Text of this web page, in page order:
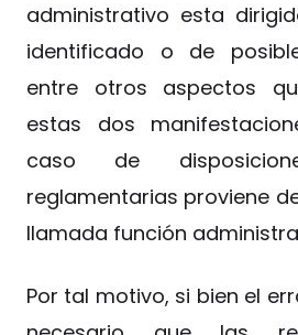
administrativo esta
identificado o de
entre otros aspectos
estas dos
caso de
reglamentarias proviene
llamada función
Por tal motivo, si bien el